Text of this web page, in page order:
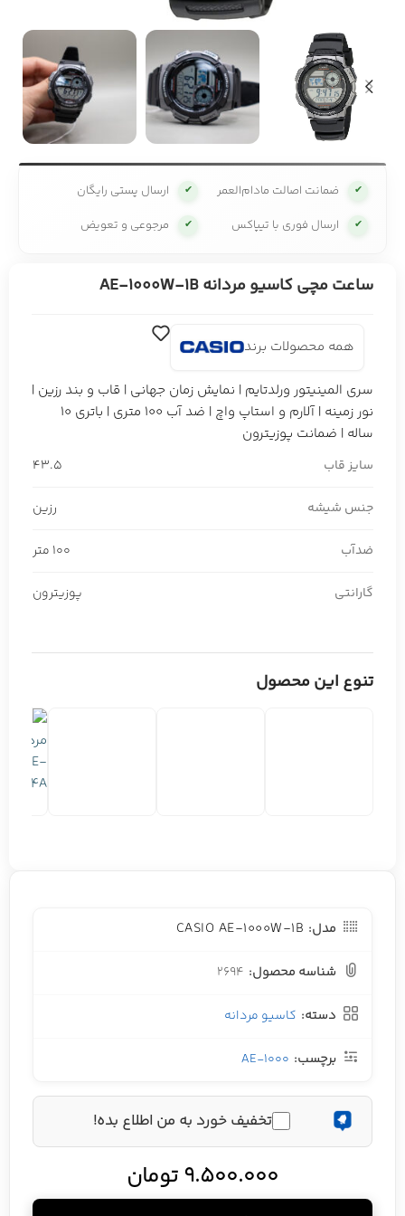
✔ ضمانت اصالت مادام‌العمر ✔ ارسال پستی رایگان
✔ ارسال فوری با تیپاکس ✔ مرجوعی و تعویض
ساعت مچی کاسیو مردانه AE-1000W-1B
همه محصولات برند
سری المینیتور ورلدتایم | نمایش زمان جهانی | قاب و بند رزین |
نور زمینه | آلارم و استاپ واچ | ضد آب 100 متری | باتری 10
ساله | ضمانت پوزیترون
سایز قاب 43.5
جنس شیشه رزین
ضدآب 100 متر
گارانتی پوزیترون
تنوع این محصول
مدل: CASIO AE-1000W-1B
شناسه محصول: 2694
دسته: کاسیو مردانه
برچسب: AE-1000
تخفیف خورد به من اطلاع بده!
9.500.000تومان